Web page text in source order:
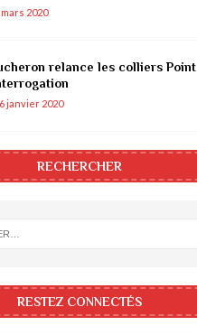
mars 2020
relance les colliers Point
janvier 2020
RECHERCHER
RESTEZ CONNECTÉS